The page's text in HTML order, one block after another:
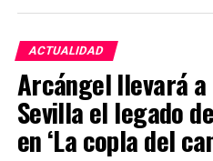
ACTUALIDAD
Arcángel llevará a
Sevilla el legado
en ‘La copla del